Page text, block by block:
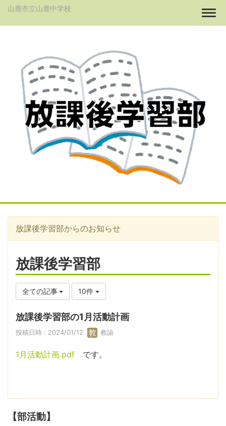
山鹿市立山鹿中学校
放課後学習部からのお知らせ
放課後学習部
全ての記事 10件
放課後学習部の1月活動計画
投稿日時 : 2024/01/12 教諭
1月活動計画.pdf です。
【部活動】